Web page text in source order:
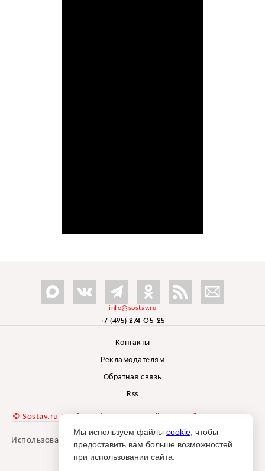
info@sostav.ru
+7 (495) 274-05-25
Контакты
Рекламодателям
Обратная связь
Rss
© Sostav.ru 1998-2026 Независимый проектбрендингового
агентства Depot
Использование материалов Sostav.ru допустимо только при
указании источника.
Мы используем файлы cookie , чтобы
предоставить вам больше возможностей
при использовании сайта.